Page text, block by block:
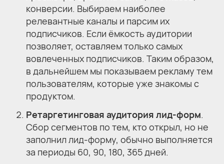
конверсии. Выбираем наиболее
релевантные каналы и парсим их
подписчиков. Если ёмкость аудитории
позволяет, оставляем только самых
вовлеченных подписчиков. Таким образом,
в дальнейшем мы показываем рекламу тем
пользователям, которые уже знакомы с
продуктом.
Ретаргетинговая аудитория лид-форм.
Сбор сегментов по тем, кто открыл, но не
заполнил лид-форму, обычно выполняется
за периоды 60, 90, 180, 365 дней.